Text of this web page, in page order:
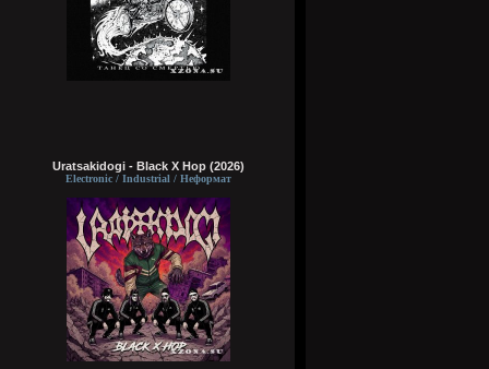
Uratsakidogi - Black X Hop (2026)
Electronic / Industrial / Неформат